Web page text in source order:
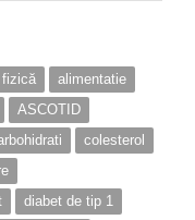
alimentatie
ASCOTID
colesterol
diabet de tip 1